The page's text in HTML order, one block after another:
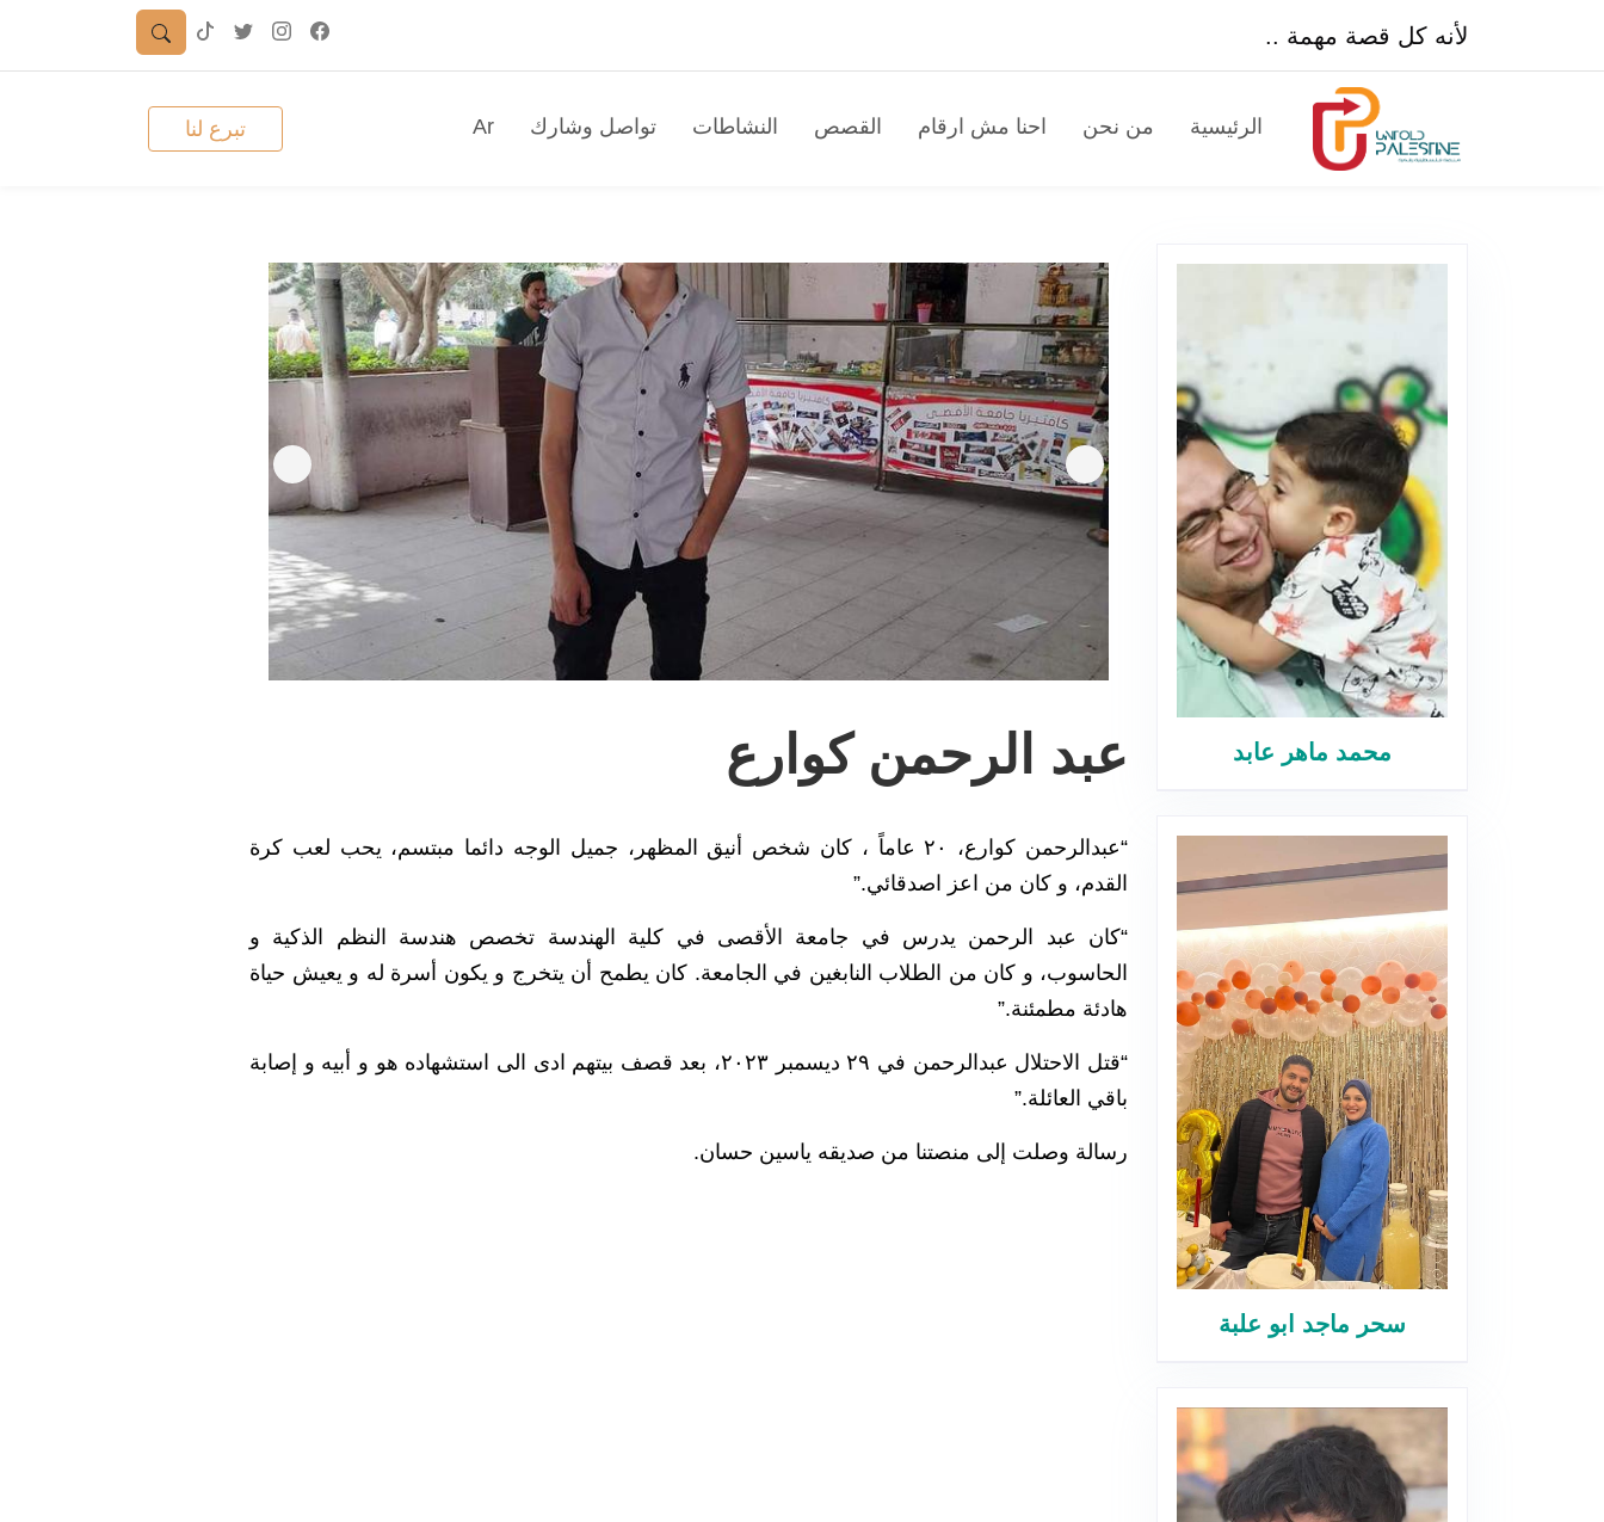
لأنه كل قصة مهمة ..
الرئيسية من نحن احنا مش ارقام القصص النشاطات تواصل وشارك Ar تبرع لنا
محمد ماهر عابد
سحر ماجد ابو علبة
عبد الرحمن كوارع
“عبدالرحمن كوارع، ٢٠ عاماً ، كان شخص أنيق المظهر، جميل الوجه دائما مبتسم، يحب لعب كرة
القدم، و كان من اعز اصدقائي.”
“كان عبد الرحمن يدرس في جامعة الأقصى في كلية الهندسة تخصص هندسة النظم الذكية و
الحاسوب، و كان من الطلاب النابغين في الجامعة. كان يطمح أن يتخرج و يكون أسرة له و يعيش حياة
هادئة مطمئنة.”
“قتل الاحتلال عبدالرحمن في ٢٩ ديسمبر ٢٠٢٣، بعد قصف بيتهم ادى الى استشهاده هو و أبيه و إصابة
باقي العائلة.”
رسالة وصلت إلى منصتنا من صديقه ياسين حسان.